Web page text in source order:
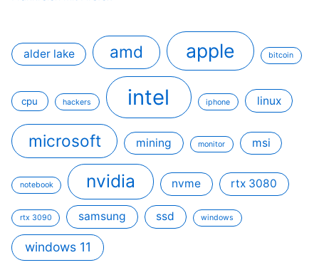
alder lake amd apple bitcoin
cpu hackers intel iphone linux
microsoft mining monitor msi
notebook nvidia nvme rtx 3080
rtx 3090 samsung ssd windows
windows 11